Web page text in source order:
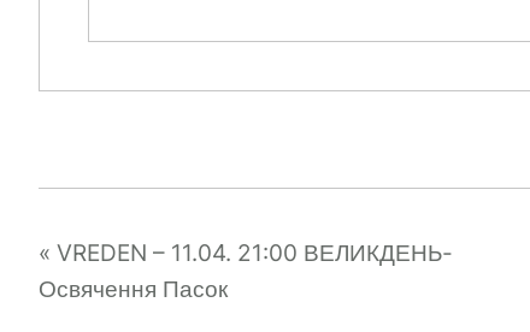
« VREDEN – 11.04. 21:00 ВЕЛИКДЕНЬ-
Освячення Пасок